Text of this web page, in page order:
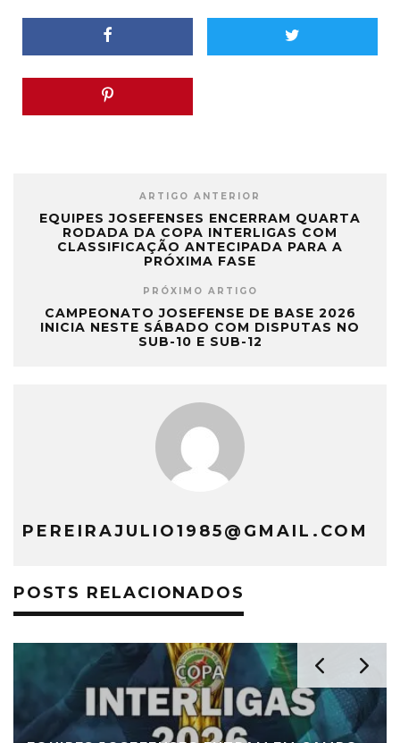
ARTIGO ANTERIOR
EQUIPES JOSEFENSES ENCERRAM QUARTA
RODADA DA COPA INTERLIGAS COM
CLASSIFICAÇÃO ANTECIPADA PARA A
PRÓXIMA FASE
PRÓXIMO ARTIGO
CAMPEONATO JOSEFENSE DE BASE 2026
INICIA NESTE SÁBADO COM DISPUTAS NO
SUB-10 E SUB-12
PEREIRAJULIO1985@GMAIL.COM
POSTS RELACIONADOS